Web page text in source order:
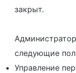
закрыт.
следующие
Управление